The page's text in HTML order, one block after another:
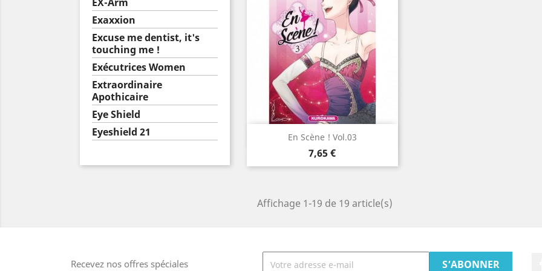
Exaxxion
Excuse me dentist, it's
touching me !
Exécutrices Women
Extraordinaire
Apothicaire
Eye Shield
Eyeshield 21
En Scène ! Vol.03
Prix
7,65 €
Aperçu rapide
Affichage 1-19 de 19 article(s)
Recevez nos offres spéciales